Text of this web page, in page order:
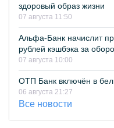
здоровый образ жизни
07 августа 11:50
Альфа-Банк начислит
рублей кэшбэка за
07 августа 10:00
ОТП Банк включён в
06 августа 21:27
Все новости